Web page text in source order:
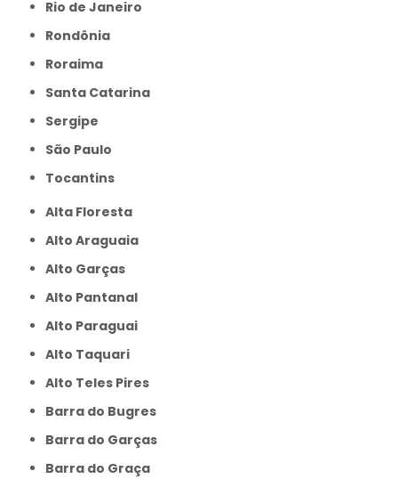
Rio de Janeiro
Rondônia
Roraima
Santa Catarina
Sergipe
São Paulo
Tocantins
Alta Floresta
Alto Araguaia
Alto Garças
Alto Pantanal
Alto Paraguai
Alto Taquari
Alto Teles Pires
Barra do Bugres
Barra do Garças
Barra do Graça